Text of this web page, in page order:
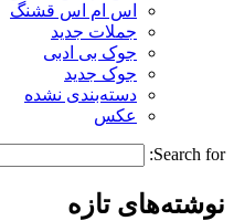
اس ام اس قشنگ
جملات جدید
جوک بی ادبی
جوک جدید
دسته‌بندی نشده
عکس
Search for:
نوشته‌های تازه